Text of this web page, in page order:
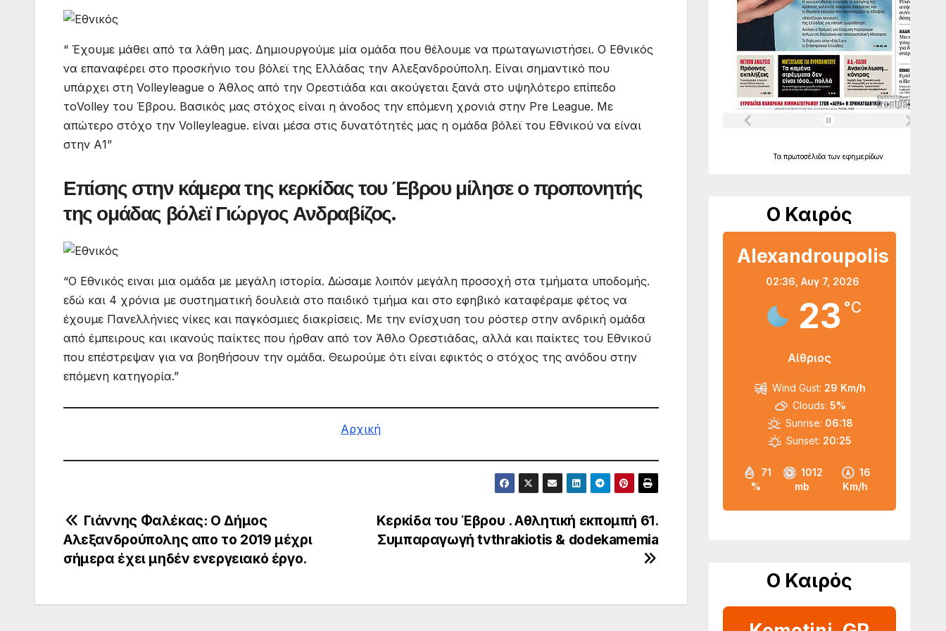
“ Έχουμε μάθει από τα λάθη μας. Δημιουργούμε μία ομάδα που θέλουμε να πρωταγωνιστήσει. Ο Εθνικός
να επαναφέρει στο προσκήνιο του βόλεϊ της Ελλάδας την Αλεξανδρούπολη. Είναι σημαντικό που
υπάρχει στη Volleyleague ο Άθλος από την Ορεστιάδα και ακούγεται ξανά στο υψηλότερο επίπεδο
τοVolley του Έβρου. Βασικός μας στόχος είναι η άνοδος την επόμενη χρονιά στην Pre League. Με
απώτερο στόχο την Volleyleague. είναι μέσα στις δυνατότητές μας η ομάδα βόλεϊ του Εθνικού να είναι
στην Α1”
Επίσης στην κάμερα της κερκίδας του Έβρου μίλησε ο προπονητής
της ομάδας βόλεϊ Γιώργος Ανδραβίζος.
“Ο Εθνικός ειναι μια ομάδα με μεγάλη ιστορία. Δώσαμε λοιπόν μεγάλη προσοχή στα τμήματα υποδομής.
εδώ και 4 χρόνια με συστηματική δουλειά στο παιδικό τμήμα και στο εφηβικό καταφέραμε φέτος να
έχουμε Πανελλήνιες νίκες και παγκόσμιες διακρίσεις. Με την ενίσχυση του ρόστερ στην ανδρική ομάδα
από έμπειρους και ικανούς παίκτες που ήρθαν από τον Άθλο Ορεστιάδας, αλλά και παίκτες του Εθνικού
που επέστρεψαν για να βοηθήσουν την ομάδα. Θεωρούμε ότι είναι εφικτός ο στόχος της ανόδου στην
επόμενη κατηγορία.”
Αρχική
Πλοήγηση
άρθρων
Κερκίδα του Έβρου . Αθλητική εκπομπή 61.
Συμπαραγωγή tvthrakiotis & dodekamemia
Γιάννης Φαλέκας: Ο Δήμος
Αλεξανδρούπολης απο το 2019 μέχρι
σήμερα έχει μηδέν ενεργειακό έργο.
Τα πρωτοσέλιδα των εφημερίδων
Ο Καιρός
Alexandroupolis
02:36, Αυγ 7, 2026
23 °C
Αίθριος
71
%
1012
mb
16
Km/h
Wind Gust: 29 Km/h
Clouds: 5%
Sunrise: 06:18
Sunset: 20:25
Ο Καιρός